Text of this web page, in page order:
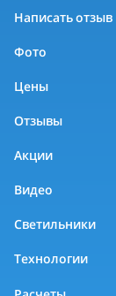
Написать отзыв
Фото
Цены
Отзывы
Акции
Видео
Светильники
Технологии